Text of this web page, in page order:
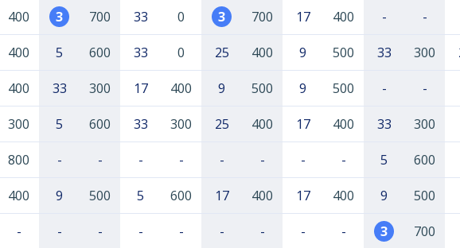
400 3 700 33 0 3 700 17 400 - -
400 5 600 33 0 25 400 9 500 33 300
400 33 300 17 400 9 500 9 500 - -
300 5 600 33 300 25 400 17 400 33 300
800 - - - - - - - - 5 600
400 9 500 5 600 17 400 17 400 9 500
- - - - - - - - - 3 700